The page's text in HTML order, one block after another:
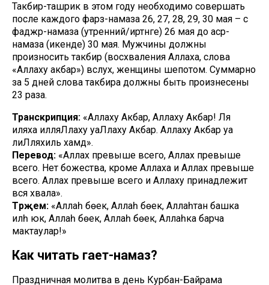
Такбир-ташрик в этом году необходимо совершать
после каждого фарз-намаза 26, 27, 28, 29, 30 мая – с
фаджр-намаза (утренний/иртәнге) 26 мая до аср-
намаза (икенде) 30 мая. Мужчины должны
произносить такбир (восхваления Аллаха, слова
«Аллаху акбар») вслух, женщины шепотом. Суммарно
за 5 дней слова такбира должны быть произнесены
23 раза.
Транскрипция: «Аллаху Акбар, Аллаху Акбар! Ля
иляха илляЛлаху уаЛлаху Акбар. Аллаху Акбар уа
лиЛляхиль хамд».
Перевод: «Аллах превыше всего, Аллах превыше
всего. Нет божества, кроме Аллаха и Аллах превыше
всего. Аллах превыше всего и Аллаху принадлежит
вся хвала».
Тәрҗемә: «Аллаһ бөек, Аллаһ бөек, Аллаһтан башка
иләһ юк, Аллаһ бөек, Аллаһ бөек, Аллаһка барча
мактаулар!»
Как читать гает-намаз?
Праздничная молитва в день Курбан-Байрама